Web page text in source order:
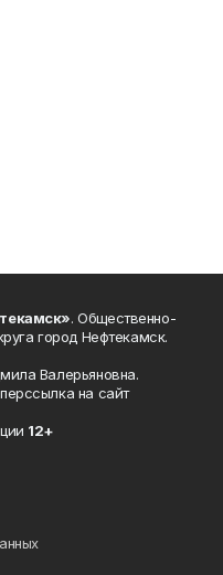
. Общественно-
город Нефтекамск.
Валерьяновна.
на сайт
12+